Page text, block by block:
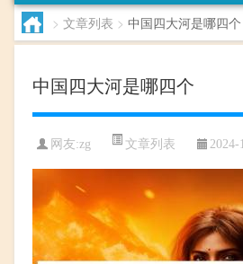
> 文章列表 > 中国四大河是哪四个
中国四大河是哪四个
网友:zg 文章列表 2024-